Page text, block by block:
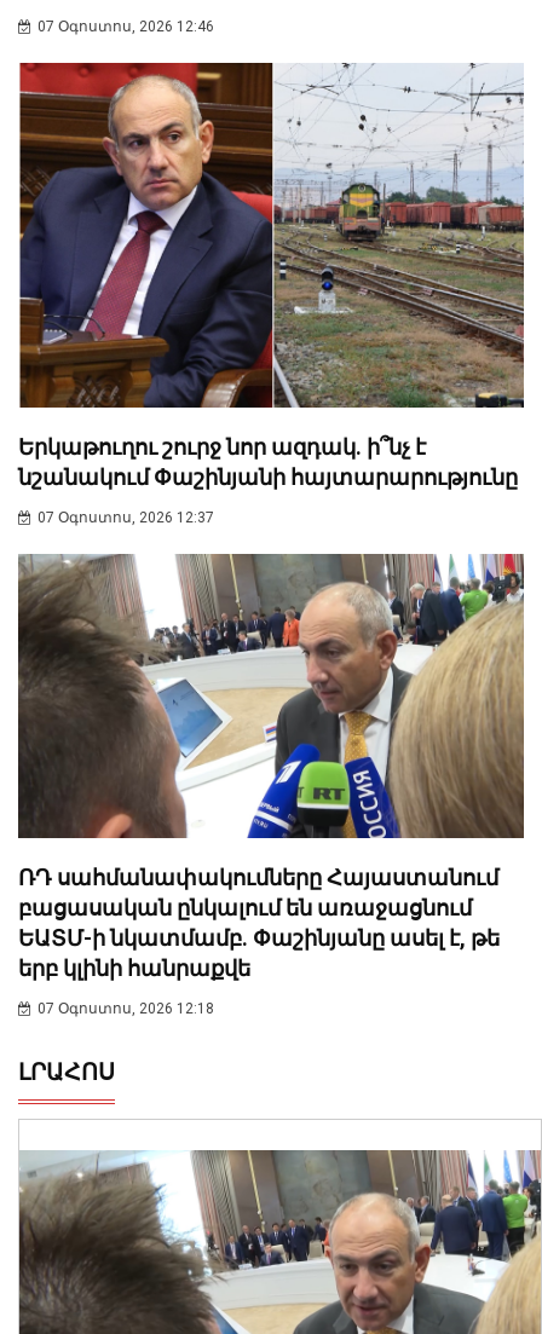
07 Օգոստոս, 2026 12:46
Երկաթուղու շուրջ նոր ազդակ. ի՞նչ է
նշանակում Փաշինյանի հայտարարությունը
07 Օգոստոս, 2026 12:37
ՌԴ սահմանափակումները Հայաստանում
բացասական ընկալում են առաջացնում
ԵԱՏՄ-ի նկատմամբ. Փաշինյանը ասել է, թե
երբ կլինի հանրաքվե
07 Օգոստոս, 2026 12:18
ԼՐԱՀՈՍ